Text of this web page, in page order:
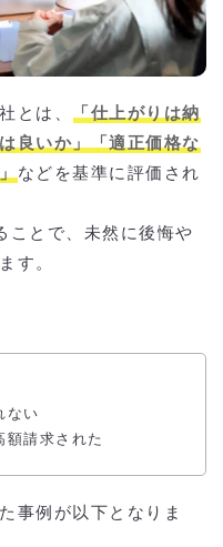
とは、
「仕上がりは納
良いか」「適正価格な
などを基準に評価され
ことで、未然に後悔や
す。
ない
額請求された
事例が以下となりま